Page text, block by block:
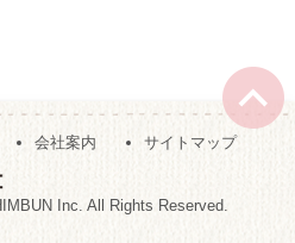
会社案内 サイトマップ
Inc. All Rights Reserved.